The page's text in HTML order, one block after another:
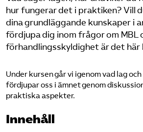
Bli medlem
Logga in på Arbetsgivarguiden
Sök på tagforetagen.se
hur fungerar det i praktiken? Vill
dina grundläggande kunskaper i
fördjupa dig inom frågor om MBL
förhandlingsskyldighet är det här
Under kursen går vi igenom vad lag
fördjupar oss i ämnet genom
praktiska aspekter.
Innehåll